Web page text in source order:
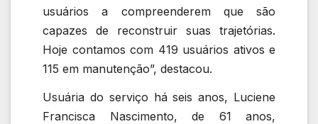
usuários a compreenderem que são
capazes de reconstruir suas trajetórias.
Hoje contamos com 419 usuários ativos e
115 em manutenção”, destacou.
Usuária do serviço há seis anos, Luciene
Francisca Nascimento, de 61 anos,